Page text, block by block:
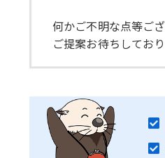
何かご不明な点等ご
ご提案お待ちしており